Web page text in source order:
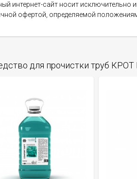
интернет-сайт носит
офертой, определяемой
для прочистки труб